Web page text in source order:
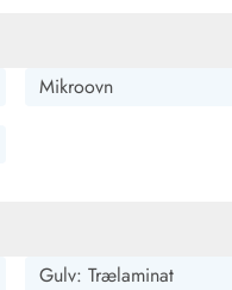
Mikroovn
Gulv: Trælaminat